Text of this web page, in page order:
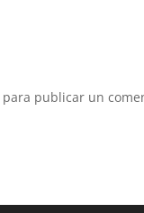
para publicar un